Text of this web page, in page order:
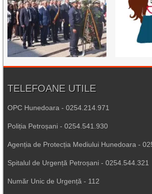
TELEFOANE UTILE
OPC Hunedoara - 0254.214.971
Poliția Petroșani - 0254.541.930
Agenția de Protecția Mediului Hunedoara -
Spitalul de Urgență Petroșani - 0254.544.321
Număr Unic de Urgență - 112